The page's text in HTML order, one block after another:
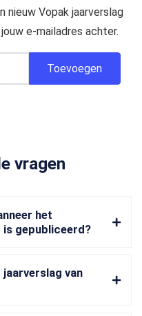
nieuw Vopak jaarverslag
e-mailadres achter.
vragen
het
is gepubliceerd?
jaarverslag van